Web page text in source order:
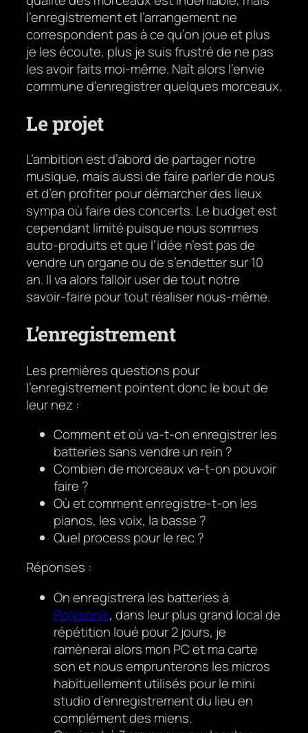
l’enregistrement et l’arrangement ne
correspondent pas à ce qu’on joue et plus
je les écoute, plus je suis frustré de ne pas
les avoir faits moi-même. Naît alors l’envie
commune d’enregistrer quelques morceaux.
Le projet
L’ambition est d’abord de partager notre
musique, mais aussi de faire parler de nous
et d’en profiter pour démarcher des lieux
sympa où faire des concerts. Le budget est
cependant limité puisque nous sommes
auto-produits et que l’idée n’est pas de
vendre un organe ou de s’endetter sur 10
an. Il va alors falloir user de tout notre
savoir-faire pour tout réaliser nous-même.
L’enregistrement
Les premières questions pour
l’enregistrement pointent donc le bout de
leur nez :
Comment et où va-t-on enregistrer les
batteries sans vendre un rein ?
Combien de morceaux va-t-on pouvoir
faire ?
Où et comment enregistre-t-on les
pianos, les voix, la basse ?
Quel process pour le rec ?
Réponses :
On enregistrera les batteries à
Polysonik, dans leur plus grand local de
répétition loué pour 2 jours, je
ramènerai alors mon PC et ma carte
son et nous emprunterons les micros
habituellement utilisés pour le mini
studio d’enregistrement du lieu en
complément des miens.